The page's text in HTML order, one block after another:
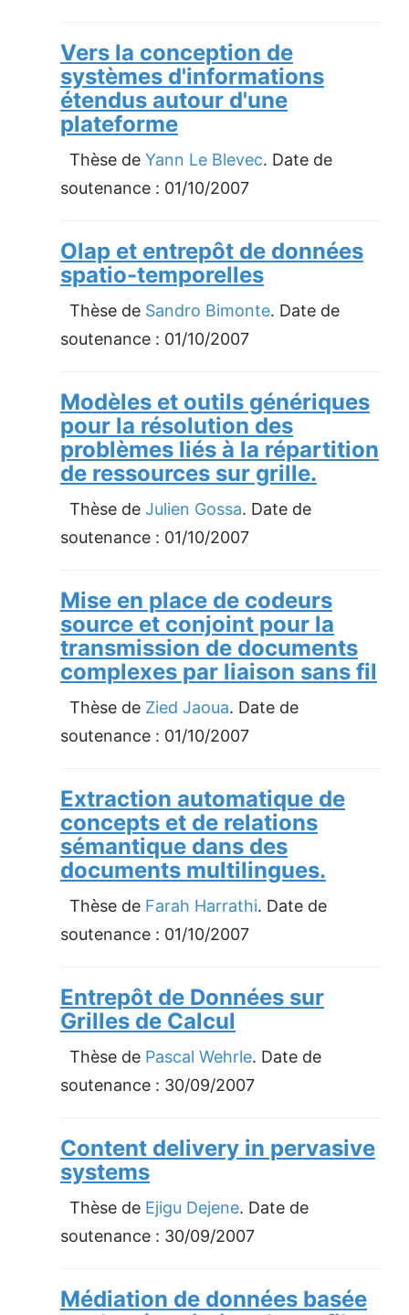
Vers la conception de
systèmes d'informations
étendus autour d'une
plateforme
Thèse de Yann Le Blevec. Date de
soutenance : 01/10/2007
Olap et entrepôt de données
spatio-temporelles
Thèse de Sandro Bimonte. Date de
soutenance : 01/10/2007
Modèles et outils génériques
pour la résolution des
problèmes liés à la répartition
de ressources sur grille.
Thèse de Julien Gossa. Date de
soutenance : 01/10/2007
Mise en place de codeurs
source et conjoint pour la
transmission de documents
complexes par liaison sans fil
Thèse de Zied Jaoua. Date de
soutenance : 01/10/2007
Extraction automatique de
concepts et de relations
sémantique dans des
documents multilingues.
Thèse de Farah Harrathi. Date de
soutenance : 01/10/2007
Entrepôt de Données sur
Grilles de Calcul
Thèse de Pascal Wehrle. Date de
soutenance : 30/09/2007
Content delivery in pervasive
systems
Thèse de Ejigu Dejene. Date de
soutenance : 30/09/2007
Médiation de données basée